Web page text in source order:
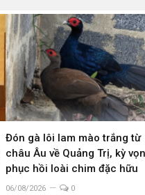
Đón gà lôi lam mào trắng từ
châu Âu về Quảng Trị, kỳ
phục hồi loài chim đặc hữu
06/08/2026 0